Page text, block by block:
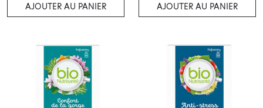
AJOUTER AU PANIER AJOUTER AU PANIER